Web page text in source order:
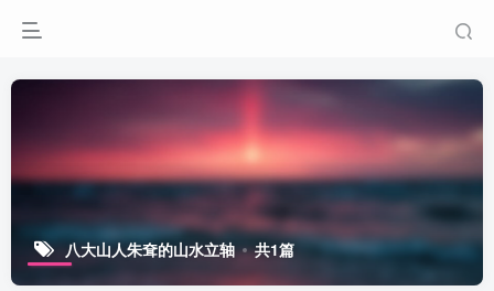
八大山人朱耷的山水立轴 共1篇